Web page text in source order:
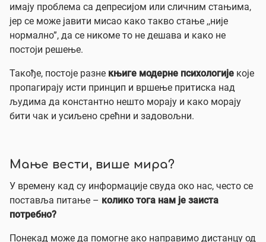
имају проблема са депресијом или сличним стањима,
јер се може јавити мисао како такво стање ,,није
нормално”, да се никоме то не дешава и како не
постоји решење.
Такође, постоје разне књиге модерне психологије које
пропагирају исти принцип и вршење притиска над
људима да константно нешто морају и како морају
бити чак и усиљено срeћни и задовољни.
Мање вести, више мира?
У времену кад су информације свуда око нас, често се
поставља питање – колико тога нам је заиста
потребно?
Понекад може да помогне ако направимо дистанцу од